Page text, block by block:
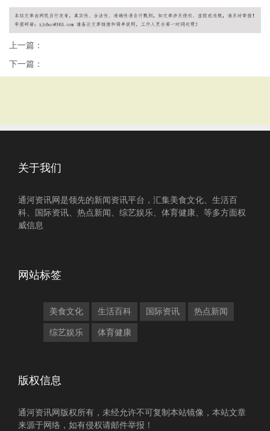
上一篇：
下一篇：
关于我们
通河资讯网是领先的新闻资讯平台，汇集美食文化、生活百
科、国际资讯、热点新闻、综艺娱乐、体育健康、等多方面权
威信息
网站标签
美食文化 生活百科 国际资讯 热点新闻
综艺娱乐 体育健康
版权信息
通河资讯网版权所有，未经允许不可复制本站镜像，本站文章
来源于网络，如有侵权请邮件举报！